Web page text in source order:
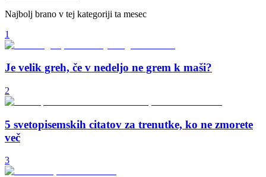
Najbolj brano v tej kategoriji ta mesec
1
Je velik greh, če v nedeljo ne grem k maši?
2
5 svetopisemskih citatov za trenutke, ko ne zmorete
več
3